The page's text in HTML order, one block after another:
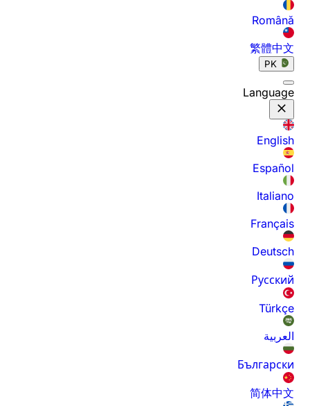
Română
繁體中文
PK
Language
English
Español
Italiano
Français
Deutsch
Русский
Türkçe
العربية
Български
简体中文